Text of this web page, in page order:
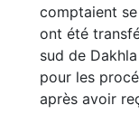
comptaient
ont été
sud de
pour les
après avoir